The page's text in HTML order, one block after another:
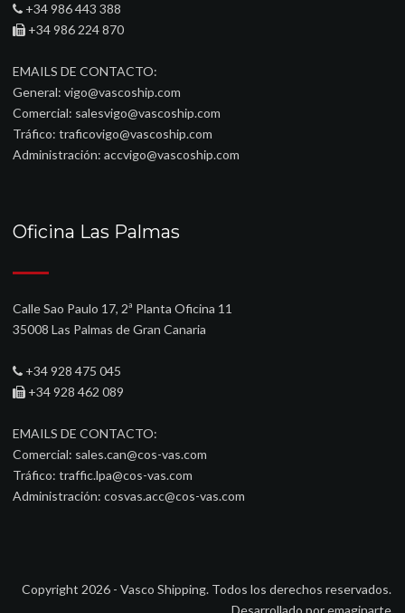
+34 986 443 388
+34 986 224 870
EMAILS DE CONTACTO:
General: vigo@vascoship.com
Comercial: salesvigo@vascoship.com
Tráfico: traficovigo@vascoship.com
Administración: accvigo@vascoship.com
Oficina Las Palmas
Calle Sao Paulo 17, 2ª Planta Oficina 11
35008 Las Palmas de Gran Canaria
+34 928 475 045
+34 928 462 089
EMAILS DE CONTACTO:
Comercial: sales.can@cos-vas.com
Tráfico: traffic.lpa@cos-vas.com
Administración: cosvas.acc@cos-vas.com
Copyright 2026 - Vasco Shipping. Todos los derechos reservados.